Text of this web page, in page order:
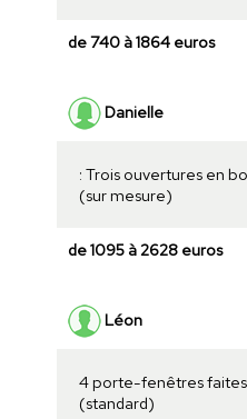
de 740 à 1864 euros
Danielle
: Trois ouvertures en
(sur mesure)
de 1095 à 2628 euros
Léon
4 porte-fenêtres
(standard)